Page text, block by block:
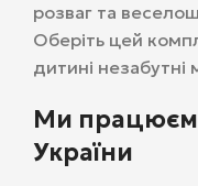
розваг та
Оберіть цей
дитині
Ми працюємо
України